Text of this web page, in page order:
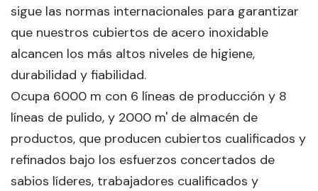
sigue las normas internacionales para garantizar
que nuestros cubiertos de acero inoxidable
alcancen los más altos niveles de higiene,
durabilidad y fiabilidad.
Ocupa 6000 m con 6 líneas de producción y 8
líneas de pulido, y 2000 m' de almacén de
productos, que producen cubiertos cualificados y
refinados bajo los esfuerzos concertados de
sabios líderes, trabajadores cualificados y